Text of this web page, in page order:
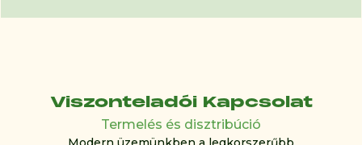
Viszonteladói Kapcsolat
Termelés és disztribúció